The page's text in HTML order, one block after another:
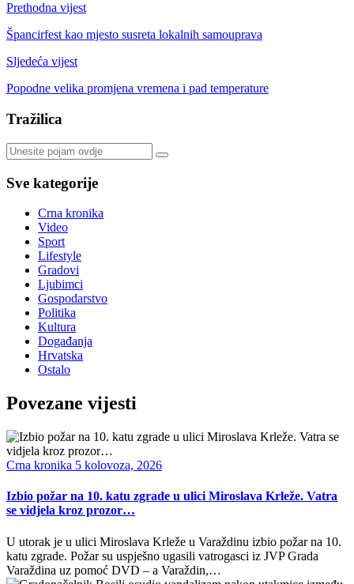
Prethodna vijest
Špancirfest kao mjesto susreta lokalnih samouprava
Sljedeća vijest
Popodne velika promjena vremena i pad temperature
Tražilica
Sve kategorije
Crna kronika
Video
Sport
Lifestyle
Gradovi
Ljubimci
Gospodarstvo
Politika
Kultura
Događanja
Hrvatska
Ostalo
Povezane vijesti
Crna kronika 5 kolovoza, 2026
Izbio požar na 10. katu zgrade u ulici Miroslava Krleže. Vatra
se vidjela kroz prozor…
U utorak je u ulici Miroslava Krleže u Varaždinu izbio požar na 10.
katu zgrade. Požar su uspješno ugasili vatrogasci iz JVP Grada
Varaždina uz pomoć DVD – a Varaždin,…